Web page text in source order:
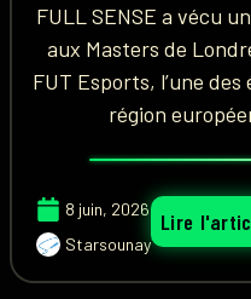
FULL SENSE a vécu
aux Masters de
FUT Esports, l’une
région
8 juin, 2026
Starsounay
Lire